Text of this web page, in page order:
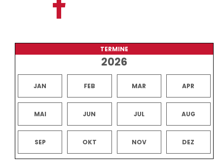
TERMINE
2026
JAN FEB MAR APR
MAI JUN JUL AUG
SEP OKT NOV DEZ